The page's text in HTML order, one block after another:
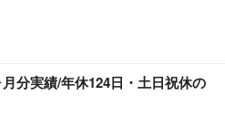
分実績/年休124日・土日祝休の